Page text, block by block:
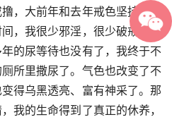
，大前年和去年戒色坚持得不
，我很少邪淫，很少破戒，身
的尿等待也没有了，我终于不
所里撒尿了。气色也改变了不
得乌黑透亮、富有神采了。那
我的生命得到了真正的休养，